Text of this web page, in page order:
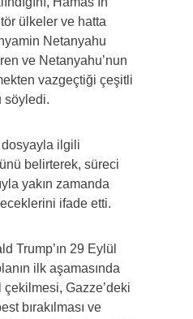
ülkeler ve hatta
Netanyahu
ve Netanyahu’nun
vazgeçtiği çeşitli
söyledi.
dosyayla ilgili
belirterek, süreci
yakın zamanda
ifade etti.
Trump’ın 29 Eylül
ilk aşamasında
çekilmesi, Gazze’deki
bırakılması ve